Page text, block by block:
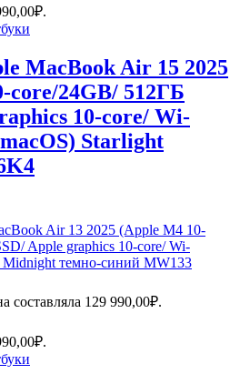
MacBook Air 15 2025
core/24GB/ 512ГБ
10-core/ Wi-
Starlight
составляла 129 990,00₽.